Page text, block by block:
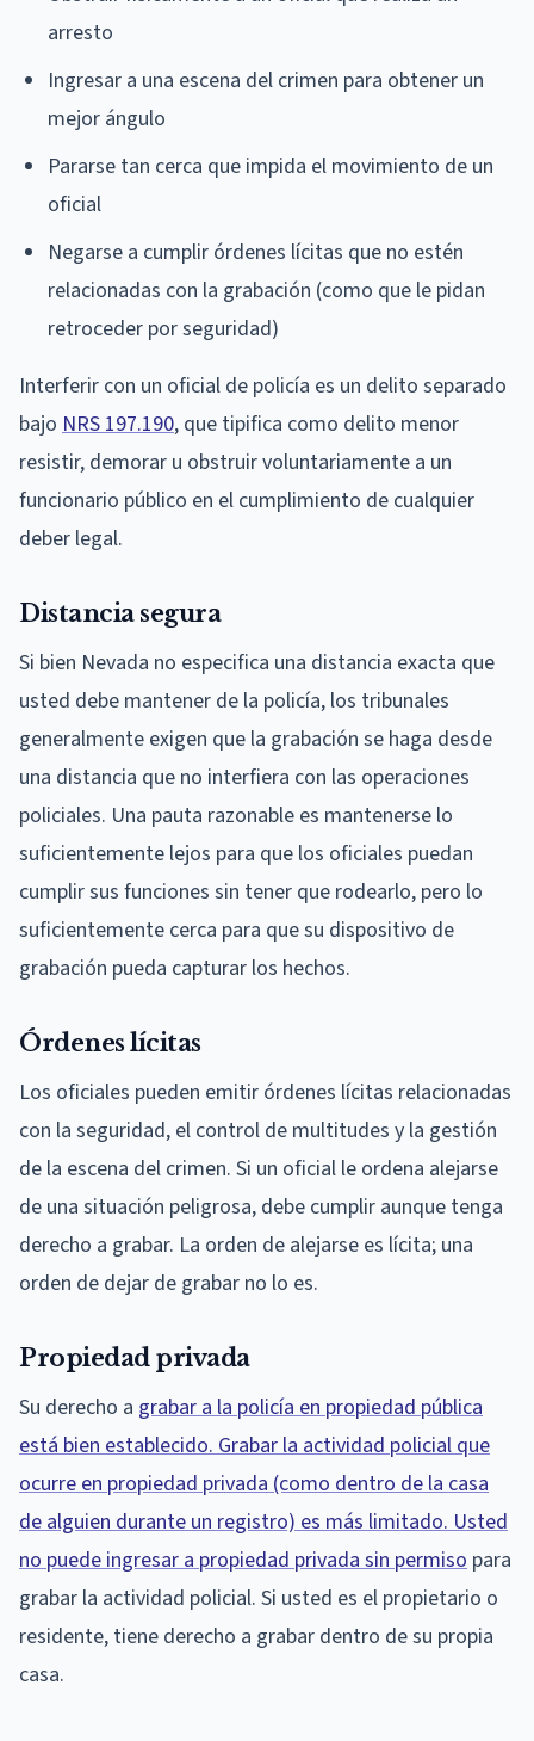
arresto
Ingresar a una escena del crimen para obtener un
mejor ángulo
Pararse tan cerca que impida el movimiento de un
oficial
Negarse a cumplir órdenes lícitas que no estén
relacionadas con la grabación (como que le pidan
retroceder por seguridad)
Interferir con un oficial de policía es un delito separado
bajo NRS 197.190, que tipifica como delito menor
resistir, demorar u obstruir voluntariamente a un
funcionario público en el cumplimiento de cualquier
deber legal.
Distancia segura
Si bien Nevada no especifica una distancia exacta que
usted debe mantener de la policía, los tribunales
generalmente exigen que la grabación se haga desde
una distancia que no interfiera con las operaciones
policiales. Una pauta razonable es mantenerse lo
suficientemente lejos para que los oficiales puedan
cumplir sus funciones sin tener que rodearlo, pero lo
suficientemente cerca para que su dispositivo de
grabación pueda capturar los hechos.
Órdenes lícitas
Los oficiales pueden emitir órdenes lícitas relacionadas
con la seguridad, el control de multitudes y la gestión
de la escena del crimen. Si un oficial le ordena alejarse
de una situación peligrosa, debe cumplir aunque tenga
derecho a grabar. La orden de alejarse es lícita; una
orden de dejar de grabar no lo es.
Propiedad privada
Su derecho a grabar a la policía en propiedad pública
está bien establecido. Grabar la actividad policial que
ocurre en propiedad privada (como dentro de la casa
de alguien durante un registro) es más limitado. Usted
no puede ingresar a propiedad privada sin permiso para
grabar la actividad policial. Si usted es el propietario o
residente, tiene derecho a grabar dentro de su propia
casa.